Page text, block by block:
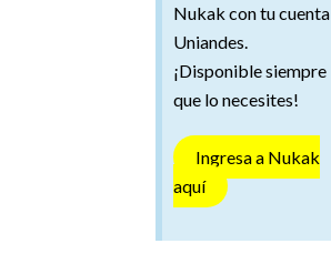
Nukak con tu cuenta
Uniandes.
¡Disponible siempre
que lo necesites!
Ingresa a Nukak
aquí